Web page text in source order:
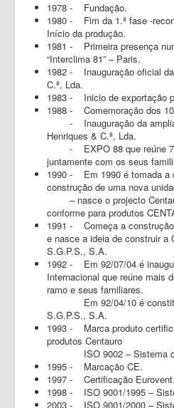
Contactos
RGPD
1978 - Fundação.
1980 - Fim da 1.ª fase -
Início da produção.
1981 - Primeira presença
“Interclima 81” – Paris.
1982 - Inauguração oficial
C.ª, Lda.
1983 - Inicio de exportação
1988 - Comemoração dos
- Inauguração da
Henriques & C.ª, Lda.
- EXPO 88 que reúne
juntamente com os seus
1990 - Em 1990 é tomada a
construção de uma nova
– nasce o projecto
conforme para produtos
1991 - Começa a
e nasce a ideia de construir a
S.G.P.S., S.A.
1992 - Em 92/07/04 é
Internacional que reúne mais
ramo e seus familiares.
Em 92/04/10 é
S.G.P.S., S.A.
1993 - Marca produto
produtos Centauro
ISO 9002 – Sistema de
1995 - Marcação CE.
1997 - Certificação Eurovent.
1998 - ISO 9001/1995 –
2003 - ISO 9001/2000 –